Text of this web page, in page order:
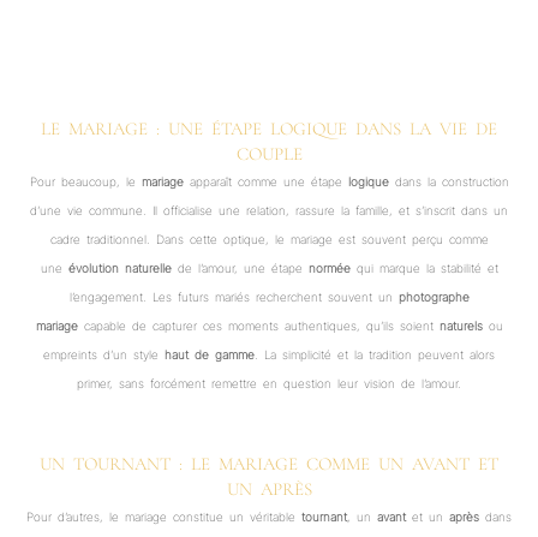
LE MARIAGE : UNE ÉTAPE LOGIQUE DANS LA VIE DE
COUPLE
Pour beaucoup, le mariageapparaît comme une étape logiquedans la construction
d’une vie commune. Il officialise une relation, rassure la famille, et s’inscrit dans un
cadre traditionnel. Dans cette optique, le mariage est souvent perçu comme
une évolution naturellede l’amour, une étape norméequi marque la stabilité et
l’engagement. Les futurs mariés recherchent souvent un photographe
mariagecapable de capturer ces moments authentiques, qu’ils soient naturelsou
empreints d’un style haut de gamme . La simplicité et la tradition peuvent alors
primer, sans forcément remettre en question leur vision de l’amour.
UN TOURNANT : LE MARIAGE COMME UN AVANT ET
UN APRÈS
Pour d’autres, le mariage constitue un véritable tournant , un avant et un après dans